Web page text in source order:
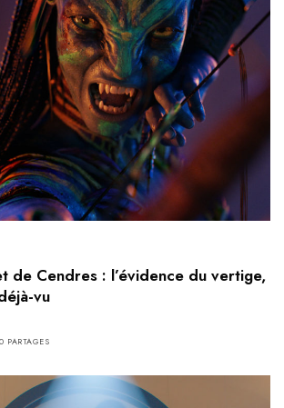
de Cendres : l’évidence du vertige,
vu
0 PARTAGES